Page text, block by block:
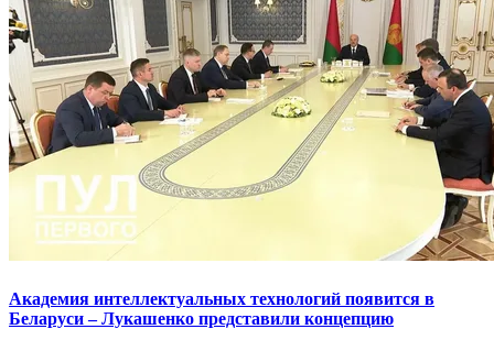
Академия интеллектуальных технологий появится в
Беларуси – Лукашенко представили концепцию